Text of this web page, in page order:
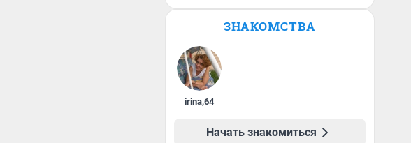
ЗНАКОМСТВА
irina,64
Начать знакомиться